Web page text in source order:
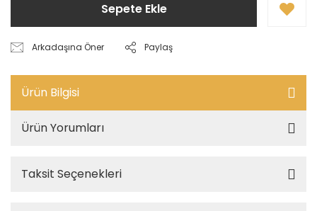
Sepete Ekle
Arkadaşına Öner Paylaş
Ürün Bilgisi
Ürün Yorumları
Taksit Seçenekleri